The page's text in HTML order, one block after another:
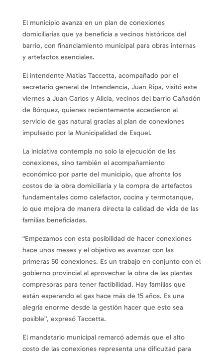
El municipio avanza en un plan de conexiones
domiciliarias que ya beneficia a vecinos históricos del
barrio, con financiamiento municipal para obras internas
y artefactos esenciales.
El intendente Matías Taccetta, acompañado por el
secretario general de Intendencia, Juan Ripa, visitó este
viernes a Juan Carlos y Alicia, vecinos del barrio Cañadón
de Bórquez, quienes recientemente accedieron al
servicio de gas natural gracias al plan de conexiones
impulsado por la Municipalidad de Esquel.
La iniciativa contempla no solo la ejecución de las
conexiones, sino también el acompañamiento
económico por parte del municipio, que afronta los
costos de la obra domiciliaria y la compra de artefactos
fundamentales como calefactor, cocina y termotanque,
lo que mejora de manera directa la calidad de vida de las
familias beneficiadas.
“Empezamos con esta posibilidad de hacer conexiones
hace unos meses y el objetivo es avanzar con las
primeras 50 conexiones. Es un trabajo en conjunto con el
gobierno provincial al aprovechar la obra de las plantas
compresoras para tener factibilidad. Hay familias que
están esperando el gas hace más de 15 años. Es una
alegría enorme desde la gestión hacer que esto sea
posible”, expresó Taccetta.
El mandatario municipal remarcó además que el alto
costo de las conexiones representa una dificultad para